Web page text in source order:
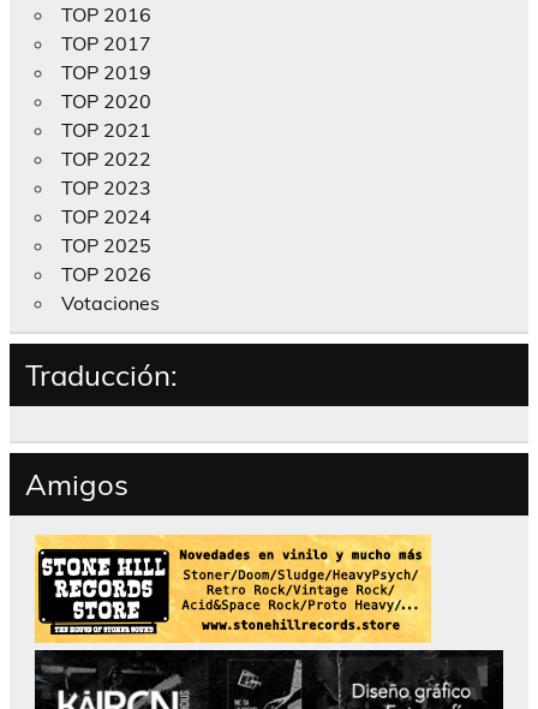
TOP 2016
TOP 2017
TOP 2019
TOP 2020
TOP 2021
TOP 2022
TOP 2023
TOP 2024
TOP 2025
TOP 2026
Votaciones
Traducción:
Amigos